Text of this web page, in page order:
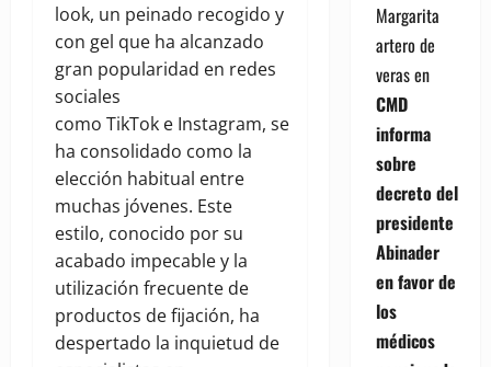
look, un peinado recogido y
con gel que ha alcanzado
gran popularidad en redes
sociales
como TikTok e Instagram, se
ha consolidado como la
elección habitual entre
muchas jóvenes. Este
estilo, conocido por su
acabado impecable y la
utilización frecuente de
productos de fijación, ha
despertado la inquietud de
Margarita
artero de
verasen
CMD
informa
sobre
decreto del
presidente
Abinader
en favor de
los
médicos